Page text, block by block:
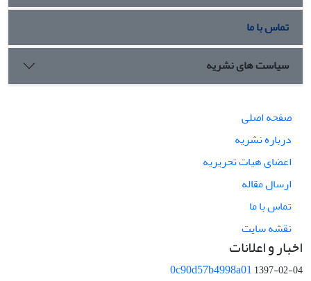
تماس با ما
سیاست های نشریه
صفحه اصلی
درباره نشریه
اعضای هیات تحریریه
ارسال مقاله
تماس با ما
نقشه سایت
اخبار و اعلانات
0c90d57b4998a011397-02-04